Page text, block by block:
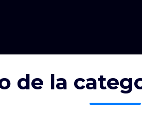
de laProtegido: IKANO
RETAIL MEXICO
C.V.;